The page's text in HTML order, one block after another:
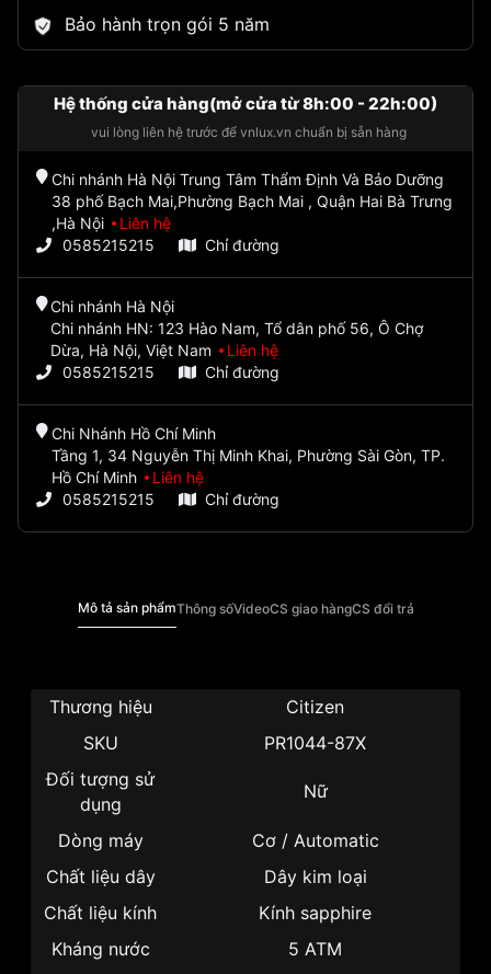
Bảo hành trọn gói 5 năm
Hệ thống cửa hàng(mở cửa từ 8h:00 - 22h:00)
vui lòng liên hệ trước để vnlux.vn chuẩn bị sẵn hàng
Chi nhánh Hà Nội Trung Tâm Thẩm Định Và Bảo Dưỡng
38 phố Bạch Mai,Phường Bạch Mai , Quận Hai Bà Trưng
,Hà Nội
Liên hệ
0585215215
Chỉ đường
Chi nhánh Hà Nội
Chi nhánh HN: 123 Hào Nam, Tổ dân phố 56, Ô Chợ
Dừa, Hà Nội, Việt Nam
Liên hệ
0585215215
Chỉ đường
Chi Nhánh Hồ Chí Minh
Tầng 1, 34 Nguyễn Thị Minh Khai, Phường Sài Gòn, TP.
Hồ Chí Minh
Liên hệ
0585215215
Chỉ đường
Mô tả sản phẩmThông sốVideoCS giao hàngCS đổi trả
Thương hiệu
Citizen
SKU
PR1044-87X
Đối tượng sử
dụng
Nữ
Dòng máy
Cơ / Automatic
Chất liệu dây
Dây kim loại
Chất liệu kính
Kính sapphire
Kháng nước
5 ATM